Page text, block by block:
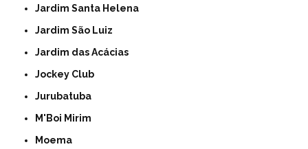
Jardim Santa Helena
Jardim São Luiz
Jardim das Acácias
Jockey Club
Jurubatuba
M'Boi Mirim
Moema